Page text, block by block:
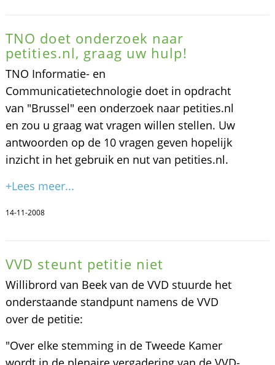
TNO doet onderzoek naar
petities.nl, graag uw hulp!
TNO Informatie- en
Communicatietechnologie doet in opdracht
van "Brussel" een onderzoek naar petities.nl
en zou u graag wat vragen willen stellen. Uw
antwoorden op de 10 vragen geven hopelijk
inzicht in het gebruik en nut van petities.nl.
+Lees meer...
14-11-2008
VVD steunt petitie niet
Willibrord van Beek van de VVD stuurde het
onderstaande standpunt namens de VVD
over de petitie:
"Over elke stemming in de Tweede Kamer